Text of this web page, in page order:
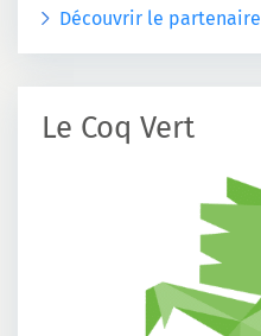
Découvrir le partenaire
Le Coq Vert